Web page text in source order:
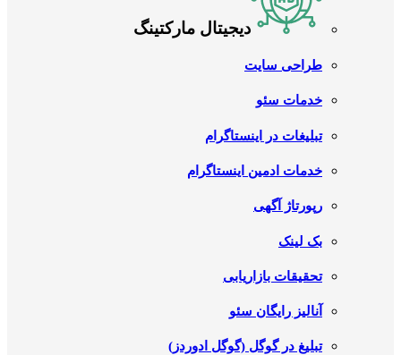
دیجیتال مارکتینگ
طراحی سایت
خدمات سئو
تبلیغات در اینستاگرام
خدمات ادمین اینستاگرام
رپورتاژ آگهی
بک لینک
تحقیقات بازاریابی
آنالیز رایگان سئو
تبلیغ در گوگل (گوگل ادوردز)